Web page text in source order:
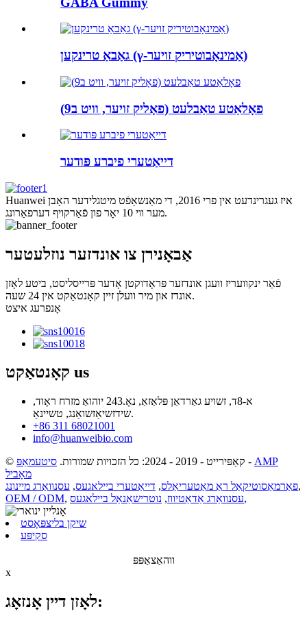
גאַבאַ טרינקען (γ-אַמינאָבוטיריק זויער)
פאָלאַטע טאַבלעט (פאָליק זויער, וויט ב9)
דייאַטערי פיברע פּודער
Huanwei איז געגרינדעט אין פרי 2016, די מאַנשאַפֿט מיטגלידער האָבן
מער ווי 10 יאָר פון פֿאַרקויף דערפאַרונג.
אַבאָנירן צו אונדזער נוזלעטער
פֿאַר ינקוועריז וועגן אונדזער פּראָדוקטן אָדער פּרייסליסט, ביטע לאָזן
אונדז און מיר וועלן זיין קאָנטאַקט אין 24 שעה.
אָנפרעג איצט
קאָנטאַקט us
א-8ד, זשויע גאַרדאַן פּלאַזאַ, נאָ.243 יוהואַ מזרח ראָוד,
שידזשיאַזשואַנג, טשיינאַ.
+86 311 68021001
info@huanweibio.com
© קאַפּירייט - 2019 - 2024: כל הזכויות שמורות.
סיטעמאַפּ - AMP
מאָביל
פאַרמאַסוטיקאַל ראַ מאַטעריאַלס, דייאַטערי ביילאגעס, עסנוואַרג מיינונג
,
OEM / ODM, עסנוואַרג אַדאַטיווז, נוטרישאַנאַל ביילאגעס ,
שיקן בליצפּאָסט
סקיפּע
ווהאַצאַפּפּ
x
לאָזן דיין אָנזאָג: